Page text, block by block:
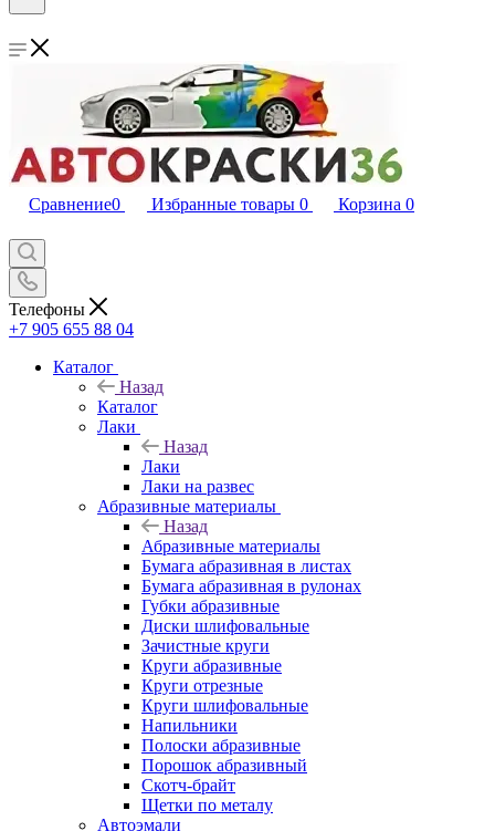
Сравнение0 Избранные товары 0 Корзина 0
Телефоны
+7 905 655 88 04
Каталог
Назад
Каталог
Лаки
Назад
Лаки
Лаки на развес
Абразивные материалы
Назад
Абразивные материалы
Бумага абразивная в листах
Бумага абразивная в рулонах
Губки абразивные
Диски шлифовальные
Зачистные круги
Круги абразивные
Круги отрезные
Круги шлифовальные
Напильники
Полоски абразивные
Порошок абразивный
Скотч-брайт
Щетки по металу
Автоэмали